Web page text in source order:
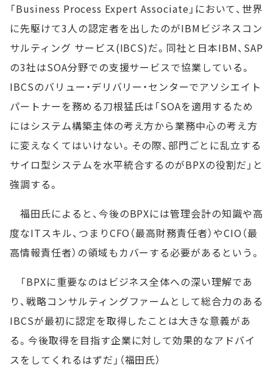
「Business Process Expert Associate」において、世界
に先駆けて3人の認定者を出したのがIBMビジネスコン
サルティング サービス(IBCS)だ。同社と日本IBM、SAP
の3社はSOA分野での支援サービスで協業している。
IBCSのバリュー・デリバリー・センターでアソシエイト
パートナーを務める刀根猛氏は「SOAを適用するため
にはシステム構築主体の考え方から業務中心の考え方
に変えなくてはいけない。その際、部門ごとに乱立する
サイロ型システムを水平統合するのがBPXの役割だ」と
強調する。
福田氏によると、今後のBPXには管理会計の知識や高
度なITスキル、つまりCFO（最高財務責任者）やCIO（最
高情報責任者）の領域もカバーする必要があるという。
「BPXに重要なのはビジネス全体への深い理解であ
り、戦略コンサルティングファームとして総合力のある
IBCSが最初に認定を取得したことは大きな意義があ
る。今後取得を目指す企業に対して効果的なアドバイ
スをしてくれるはずだ」（福田氏）